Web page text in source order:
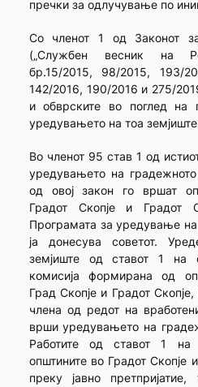
пречки за одлучување по
Со членот 1 од Законот
(„Службен весник на
бр.15/2015, 98/2015, 193/
142/2016, 190/2016 и 275/
и обврските во поглед на
уредувањето на тоа
Во членот 95 став 1 од
уредувањето на
од овој закон го вршат
Градот Скопје и Градот
Програмата за уредување
ја донесува советот.
земјиште од ставот 1 на
комисија формирана од
Град Скопје и Градот
члена од редот на
врши уредувањето на
Работите од ставот 1 на
општините во Градот Скопје
преку јавно